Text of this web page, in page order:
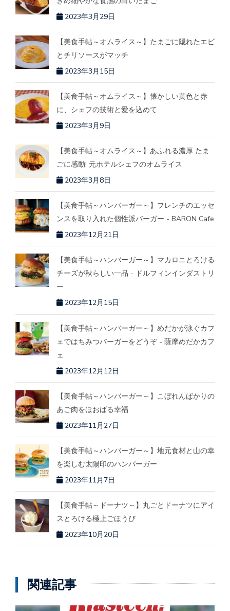
2023年3月29日
【美食手帖～オムライス～】たまごに隠れたエビ
とチリソースがマッチ
2023年3月15日
【美食手帖～オムライス～】懐かしい黄色と赤
に、シェフの技術と愛を込めて
2023年3月9日
【美食手帖～オムライス～】あふれる濃厚 たま
ごに感動! 元ホテルシェフのオムライス
2023年3月8日
【美食手帖～ハンバーガー～】フレンチのエッセ
ンスを取り入れた個性派バーガー - BARON Cafe
2023年12月21日
【美食手帖～ハンバーガー～】マカロニとろける
チーズが秋らしい一品 - ドルフィンインダストリ
ー
2023年12月15日
【美食手帖～ハンバーガー～】めだかが泳ぐカフ
ェではちみつバーガーをどうぞ - 薩摩めだかカフ
ェ
2023年12月12日
【美食手帖～ハンバーガー～】こぼれんばかりの
あご肉をほおばる幸福
2023年11月27日
【美食手帖～ハンバーガー～】地元食材と山の幸
を楽しむ太陽印のハンバーガー
2023年11月7日
【美食手帖～ドーナツ～】丸ごとドーナツにアイ
スとろける極上ごほうび
2023年10月20日
関連記事